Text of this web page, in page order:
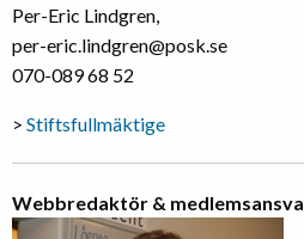
Per-Eric Lindgren,
per-eric.lindgren@posk.se
070-089 68 52
> Stiftsfullmäktige
Webbredaktör &